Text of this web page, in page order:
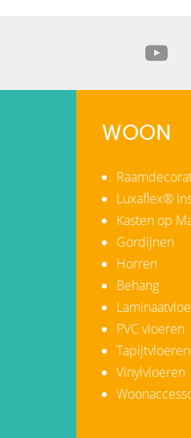
WOON
Luxaflex®
Kasten op
Gordijnen
Horren
Behang
PVC vloeren
Tapijtvloeren
Vinylvloeren